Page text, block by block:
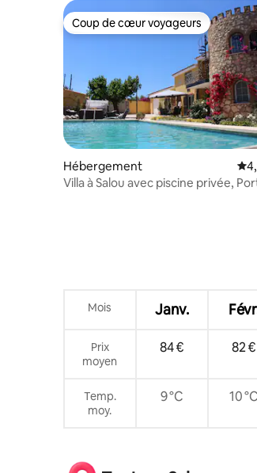
Coup de cœur voyageurs
Coup de cœur voyageurs
Hébergement
Villa à Salou avec piscine privée,
Mois Janv.
Prix
moyen
84 € 82 €
Temp.
moy.
9 °C 10 °C